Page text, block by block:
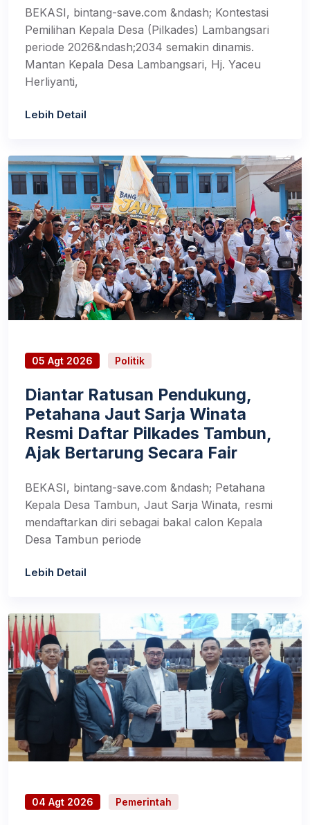
BEKASI, bintang-save.com &ndash; Kontestasi
Pemilihan Kepala Desa (Pilkades) Lambangsari
periode 2026&ndash;2034 semakin dinamis.
Mantan Kepala Desa Lambangsari, Hj. Yaceu
Herliyanti,
Lebih Detail
05 Agt 2026 Politik
Diantar Ratusan Pendukung,
Petahana Jaut Sarja Winata
Resmi Daftar Pilkades Tambun,
Ajak Bertarung Secara Fair
BEKASI, bintang-save.com &ndash; Petahana
Kepala Desa Tambun, Jaut Sarja Winata, resmi
mendaftarkan diri sebagai bakal calon Kepala
Desa Tambun periode
Lebih Detail
04 Agt 2026 Pemerintah